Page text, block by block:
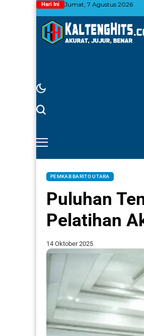
Hari Ini Jumat, 7 Agustus 2026
PEMKAB BARITO UTARA
Puluhan
Pelatihan
14 Oktober 2025